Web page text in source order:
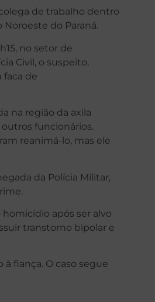
de trabalho dentro
do Paraná.
no setor de
Civil, o suspeito,
faca de
na região da axila
funcionários.
reanimá-lo, mas ele
da Polícia Militar,
após ser alvo
transtorno bipolar e
fiança. O caso segue